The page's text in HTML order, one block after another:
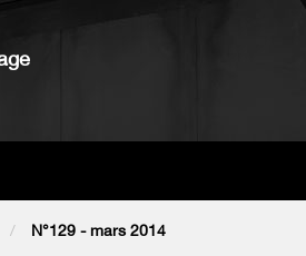
N°129 - mars 2014